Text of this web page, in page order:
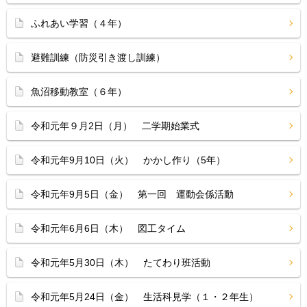
ふれあい学習（４年）
避難訓練（防災引き渡し訓練）
魚沼移動教室（６年）
令和元年９月2日（月） 二学期始業式
令和元年9月10日（火） かかし作り（5年）
令和元年9月5日（金） 第一回 運動会係活動
令和元年6月6日（木） 図工タイム
令和元年5月30日（木） たてわり班活動
令和元年5月24日（金） 生活科見学（１・２年生）